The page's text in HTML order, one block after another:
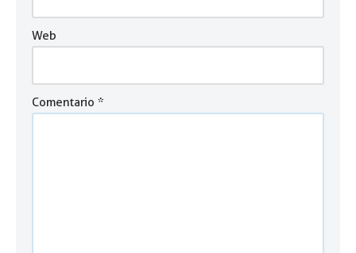
Web
Comentario *